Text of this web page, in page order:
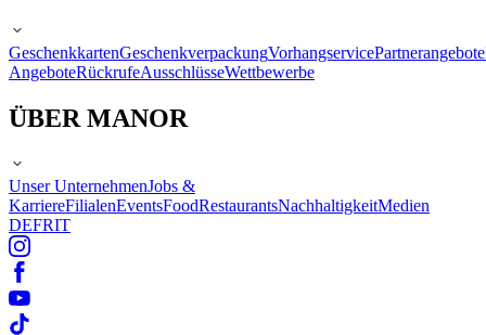
GeschenkkartenGeschenkverpackungVorhangservicePartnerangebote
AngeboteRückrufeAusschlüsseWettbewerbe
ÜBER MANOR
Unser UnternehmenJobs &
KarriereFilialenEventsFoodRestaurantsNachhaltigkeitMedien
DEFRIT